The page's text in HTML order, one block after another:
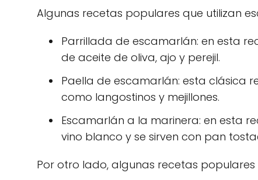
Algunas recetas populares que utilizan
Parrillada de escamarlán: en esta
de aceite de oliva, ajo y perejil.
Paella de escamarlán: esta clásica
como langostinos y mejillones.
Escamarlán a la marinera: en esta
vino blanco y se sirven con pan
Por otro lado, algunas recetas populares